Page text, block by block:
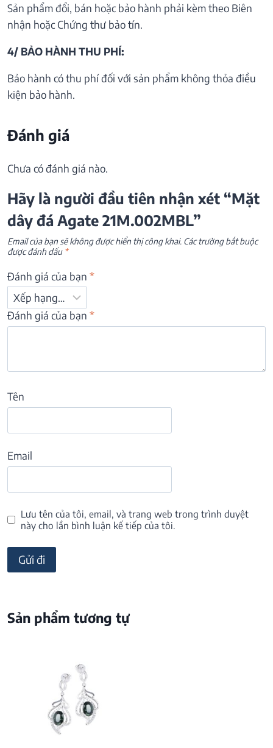
Sản phẩm đổi, bán hoặc bảo hành phải kèm theo Biên
nhận hoặc Chứng thư bảo tín.
4/ BẢO HÀNH THU PHÍ:
Bảo hành có thu phí đối với sản phẩm không thỏa điều
kiện bảo hành.
Đánh giá
Chưa có đánh giá nào.
Hãy là người đầu tiên nhận xét “Mặt
dây đá Agate 21M.002MBL”
Email của bạn sẽ không được hiển thị công khai. Các trường bắt buộc
được đánh dấu *
Đánh giá của bạn *
Đánh giá của bạn *
Tên
Email
Lưu tên của tôi, email, và trang web trong trình duyệt
này cho lần bình luận kế tiếp của tôi.
Sản phẩm tương tự